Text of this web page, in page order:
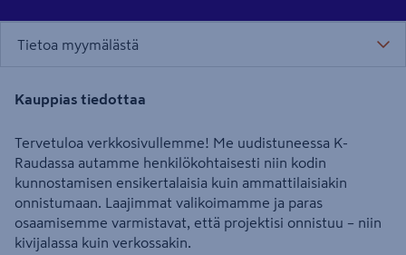
Tietoa myymälästä
Kauppias tiedottaa
Tervetuloa verkkosivullemme! Me uudistuneessa K-
Raudassa autamme henkilökohtaisesti niin kodin
kunnostamisen ensikertalaisia kuin ammattilaisiakin
onnistumaan. Laajimmat valikoimamme ja paras
osaamisemme varmistavat, että projektisi onnistuu – niin
kivijalassa kuin verkossakin.